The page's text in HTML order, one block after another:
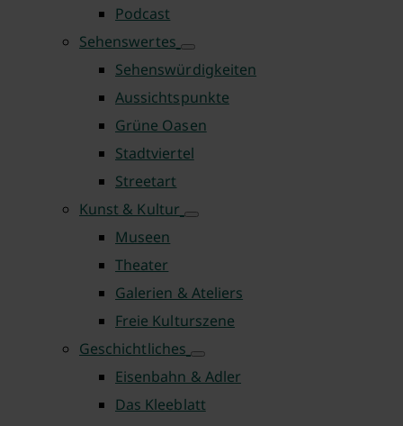
Podcast
Sehenswertes
Sehenswürdigkeiten
Aussichtspunkte
Grüne Oasen
Stadtviertel
Streetart
Kunst & Kultur
Museen
Theater
Galerien & Ateliers
Freie Kulturszene
Geschichtliches
Eisenbahn & Adler
Das Kleeblatt